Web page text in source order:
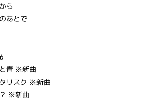
ら
あとで
青 ※新曲
リスク ※新曲
※新曲